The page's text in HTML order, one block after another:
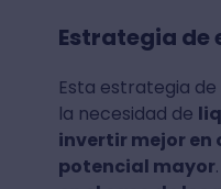
Estrategia de
Esta estrategia
la necesidad de
invertir mejor en
potencial mayor